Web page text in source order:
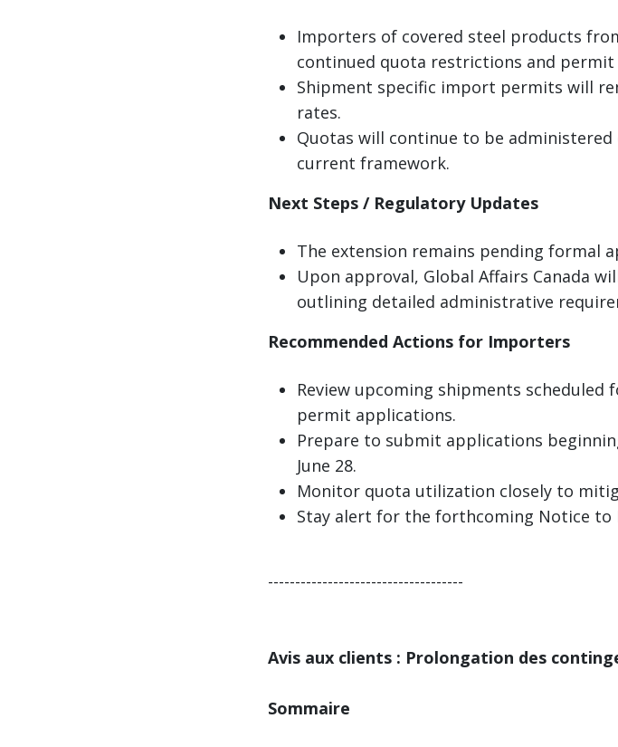
Importers of covered steel products
continued quota restrictions and
Shipment specific import permits will
rates.
Quotas will continue to be
current framework.
Next Steps / Regulatory Updates
The extension remains pending formal
Upon approval, Global Affairs Canada
outlining detailed administrative
Recommended Actions for Importers
Review upcoming shipments scheduled
permit applications.
Prepare to submit applications
June 28.
Monitor quota utilization closely to
Stay alert for the forthcoming Notice
------------------------------------
Avis aux clients : Prolongation des
Sommaire